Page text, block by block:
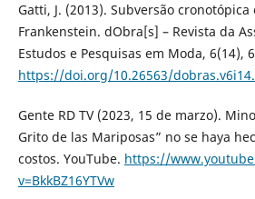
Gatti, J. (2013). Subversão
Frankenstein. dObra[s] – Revista da
Estudos e Pesquisas em Moda, 6(14),
https://doi.org/10.26563/
Gente RD TV (2023, 15 de marzo).
Grito de las Mariposas” no se haya
costos. YouTube. https://
v=BkkBZ16YTVw